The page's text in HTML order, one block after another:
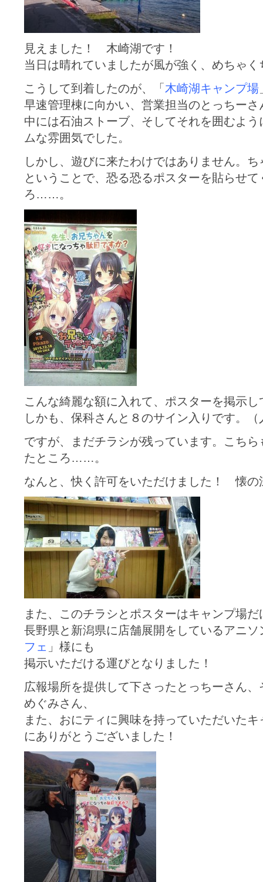
見えました！ 木崎湖です！
当日は晴れていましたが風が強く、めちゃ
こうして到着したのが、「 木崎湖キャンプ場
早速管理棟に向かい、営業担当のとっちー
中には石油ストーブ、そしてそれを囲むよ
ムな雰囲気でした。
しかし、遊びに来たわけではありません。
ということで、恐る恐るポスターを貼らせ
ろ……。
こんな綺麗な額に入れて、ポスターを掲示
しかも、保科さんと８のサイン入りです。
ですが、まだチラシが残っています。こち
たところ……。
なんと、快く許可をいただけました！ 懐の
また、このチラシとポスターはキャンプ場
長野県と新潟県に店舗展開をしているアニ
フェ 」様にも
掲示いただける運びとなりました！
広報場所を提供して下さったとっちーさん
めぐみさん、
また、おにティに興味を持っていただいた
にありがとうございました！